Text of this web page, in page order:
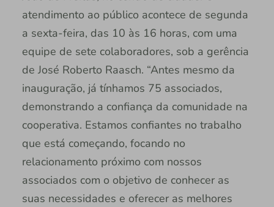
atendimento ao público acontece de segunda
a sexta-feira, das 10 às 16 horas, com uma
equipe de sete colaboradores, sob a gerência
de José Roberto Raasch. “Antes mesmo da
inauguração, já tínhamos 75 associados,
demonstrando a confiança da comunidade na
cooperativa. Estamos confiantes no trabalho
que está começando, focando no
relacionamento próximo com nossos
associados com o objetivo de conhecer as
suas necessidades e oferecer as melhores